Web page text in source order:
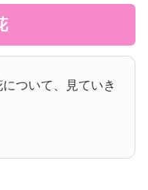
ついて、見ていき